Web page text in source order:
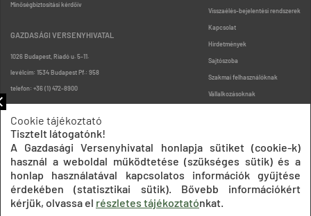
Minőségbiztosítási kérdőív
GAZDASÁGI VERSENYHIVATAL
1026 Budapest, Riadó u. 5-11.
levélcím: 1534 Budapest Pf.: 958
telefon: +36 (1) 472-8900
Visszaélés-bejelentési rendszerek
Kapcsolat
Hirdetmények
Sajtószoba
Szakmai felhasználóknak
Vállalkozásoknak
Oldaltérkép
Cookie tájékoztató
Tisztelt látogatónk!
A Gazdasági Versenyhivatal honlapja sütiket (cookie-k)
használ a weboldal működtetése (szükséges sütik) és a
honlap használatával kapcsolatos információk gyűjtése
érdekében (statisztikai sütik). Bővebb információkért
kérjük, olvassa el részletes tájékoztatónkat.